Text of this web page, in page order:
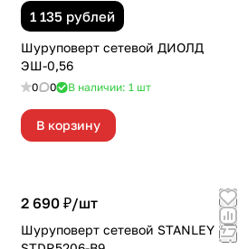
1 135 рублей
Шуруповерт сетевой ДИОЛД
ЭШ-0,56
0 0 В наличии: 1 шт
В корзину
2 690 ₽/шт
Шуруповерт сетевой STANLEY